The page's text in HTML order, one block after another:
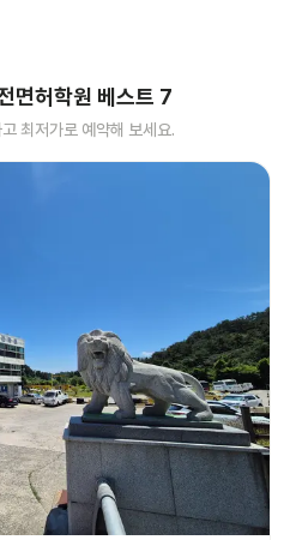
면허학원 베스트 7
최저가로 예약해 보세요.